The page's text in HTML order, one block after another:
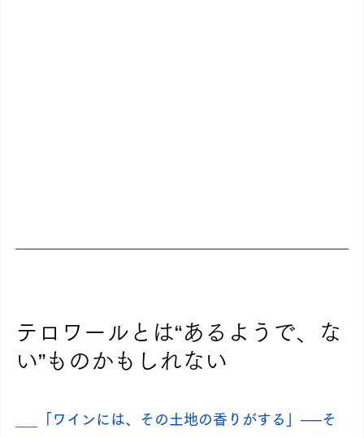
テロワールとは“あるようで、な
い”ものかもしれない
___「ワインには、その土地の香りがする」──そ